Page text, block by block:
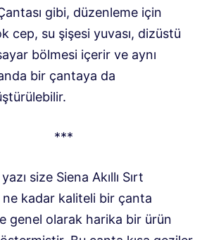
gibi, düzenleme için
cep, su şişesi yuvası, dizüstü
bölmesi içerir ve aynı
bir çantaya da
***
size Siena Akıllı Sırt
ne kadar kaliteli bir çanta
genel olarak harika bir ürün